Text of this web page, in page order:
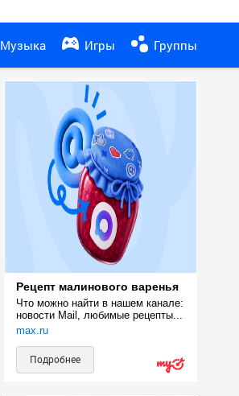
Музыка Игры Группы
Рецепт малинового варенья
Что можно найти в нашем канале:
новости Mail, любимые рецепты...
max.ru
Подробнее